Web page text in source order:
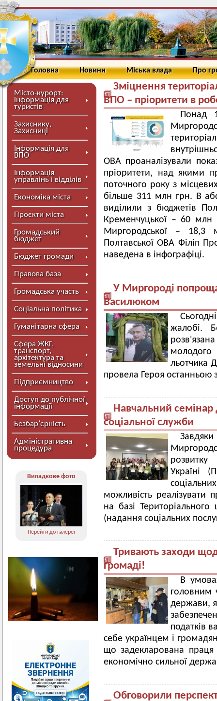
Головна Новини Міська влада Про
Місто-курорт:
інформація для
туристів
Захиснику,
Захисниці
Інформація для
ВПО
Інформація
управлінь і відділів
Економіка міста
Проєкти міста
Громадський
бюджет
Бюджет громади
Правова база
Громадська участь
Соціальна політика
Гуманітарна сфера
Сфера ЖКГ,
транспорт,
архітектура та
земельні відносини
Підприємництво
Доступ до публічної
інформації
Безбар’єрність
Адміністративна
процедура
Випадкове фото
Перейти до галереї
Зміцнення
ВПО – пріоритети в
Понад
ОВА проаналізували
пріоритети, над якими
поточного року з
більше 311 млн грн. В
виділили з бюджетів
Кременчуцької – 60 млн
Миргородської – 18,3
Полтавської ОВА Філіп
наведена в інфографіці.
У Миргороді
Василюком
жалобі.
льотчика
провела Героя
Навчальний семінар
соціальної служби
розвитку
Україні
можливість реалізувати
на базі Територіального
(надання соціальних
Тривають заходи
громаді!
В
головним
держави,
податків
себе українцем і
що задекларована
економічно сильної
Обговорили